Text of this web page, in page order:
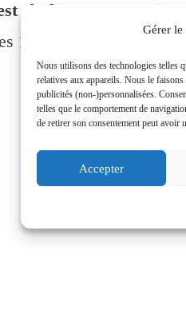
Gérer
Nous utilisons des technologies telles
relatives aux appareils. Nous le
publicités (non-)personnalisées.
telles que le comportement de
de retirer son consentement peut avoir
Accepter
de la France
. Oui,
10 sites qui inspirent à